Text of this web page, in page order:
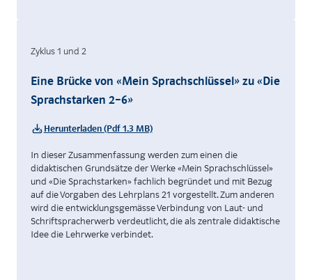
Zyklus 1 und 2
Eine Brücke von «Mein Sprachschlüssel» zu «Die
Sprachstarken 2–6»
Herunterladen (Pdf 1.3 MB)
In dieser Zusammenfassung werden zum einen die
didaktischen Grundsätze der Werke «Mein Sprachschlüssel»
und «Die Sprachstarken» fachlich begründet und mit Bezug
auf die Vorgaben des Lehrplans 21 vorgestellt. Zum anderen
wird die entwicklungsgemässe Verbindung von Laut- und
Schriftspracherwerb verdeutlicht, die als zentrale didaktische
Idee die Lehrwerke verbindet.